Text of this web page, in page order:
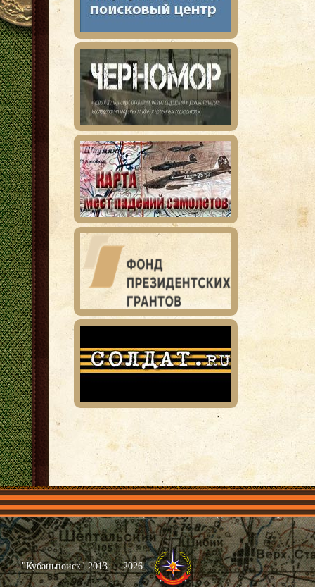
Главная Имена Общественные объединения Проекты
"Кубаньпоиск" 2013 — 2026